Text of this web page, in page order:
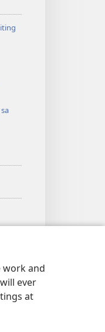
work and
ever
at